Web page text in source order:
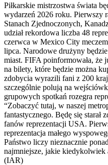
Piłkarskie mistrzostwa świata
wydarzeń 2026 roku. Pierwszy
Stanach Zjednoczonych,
udział rekordowa liczba 48
czerwca w Mexico City
lipca. Narodowe drużyny
miast. FIFA poinformowała, że
na bilety, które będzie można
zdobycia wyrazili fani z 200
szczególnie polują na
grupowych spotkań rozegra
“Zobaczyć tutaj, w naszej
fantastycznego. Będę się starał
fanów reprezentacji USA.
reprezentacja małego
Państwo liczy nieznacznie
najmniejsze, jakie kiedykolwiek
(IAR)